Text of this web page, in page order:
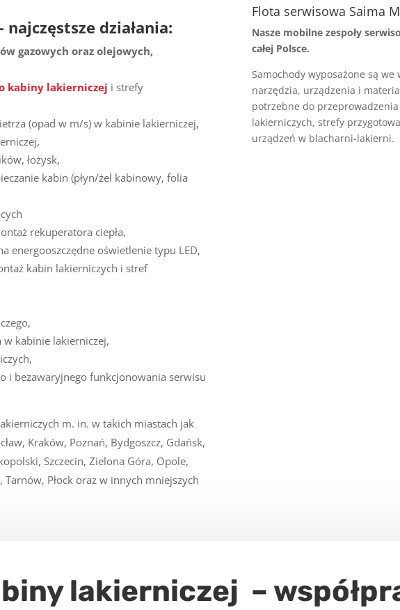
działania:
gazowych oraz olejowych,
kabiny lakierniczej i strefy
(opad w m/s) w kabinie lakierniczej,
łożysk,
kabin (płyn/żel kabinowy, folia
rekuperatora ciepła,
energooszczędne oświetlenie typu LED,
kabin lakierniczych i stref
w kabinie lakierniczej,
i bezawaryjnego funkcjonowania serwisu
m. in. w takich miastach jak
Kraków, Poznań, Bydgoszcz, Gdańsk,
Szczecin, Zielona Góra, Opole,
Płock oraz w innych mniejszych
Flota serwisowa Saima
Nasze mobilne zespoły
całej Polsce.
Samochody wyposażone są we
narzędzia, urządzenia i
potrzebne do
lakierniczych, strefy
urządzeń w blacharni-lakierni.
lakierniczej –